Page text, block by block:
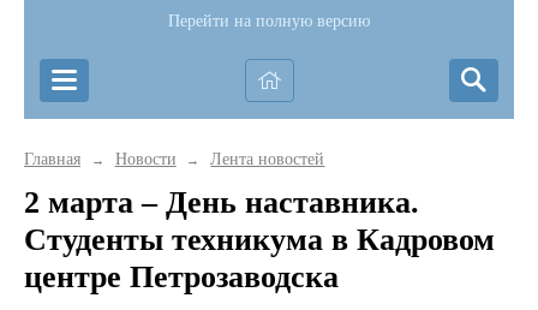
Перейти на полную версию
Главная → Новости → Лента новостей
2 марта – День наставника.
Студенты техникума в Кадровом
центре Петрозаводска